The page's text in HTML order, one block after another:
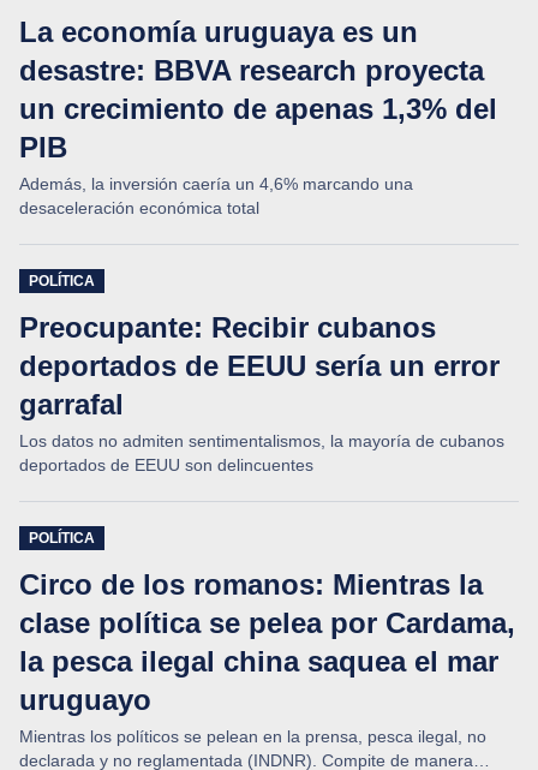
La economía uruguaya es un
desastre: BBVA research proyecta
un crecimiento de apenas 1,3% del
PIB
Además, la inversión caería un 4,6% marcando una
desaceleración económica total
POLÍTICA
Preocupante: Recibir cubanos
deportados de EEUU sería un error
garrafal
Los datos no admiten sentimentalismos, la mayoría de cubanos
deportados de EEUU son delincuentes
POLÍTICA
Circo de los romanos: Mientras la
clase política se pelea por Cardama,
la pesca ilegal china saquea el mar
uruguayo
Mientras los políticos se pelean en la prensa, pesca ilegal, no
declarada y no reglamentada (INDNR). Compite de manera